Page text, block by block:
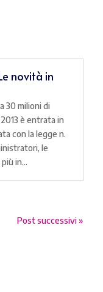
novità in
30 milioni di
è entrata in
con la legge n.
le
in...
Post successivi »